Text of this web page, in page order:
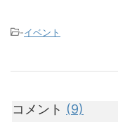
-イベント
コメント (9)